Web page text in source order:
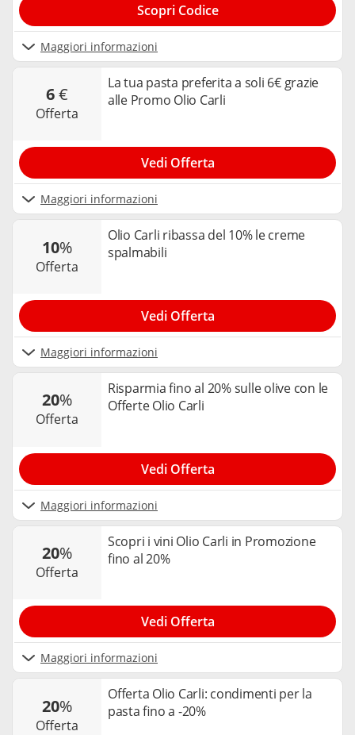
Maggiori informazioni
Scopri Codice
6€
offerta
La tua pasta preferita a soli 6€ grazie
alle Promo Olio Carli
Maggiori informazioni
Vedi Offerta
10%
offerta
Olio Carli ribassa del 10% le creme
spalmabili
Maggiori informazioni
Vedi Offerta
20%
offerta
Risparmia fino al 20% sulle olive con le
Offerte Olio Carli
Maggiori informazioni
Vedi Offerta
20%
offerta
Scopri i vini Olio Carli in Promozione
fino al 20%
Maggiori informazioni
Vedi Offerta
20%
offerta
Offerta Olio Carli: condimenti per la
pasta fino a -20%